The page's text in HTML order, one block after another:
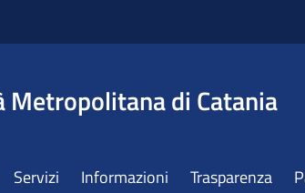
Metropolitana di Catania
Servizi Informazioni Trasparenza